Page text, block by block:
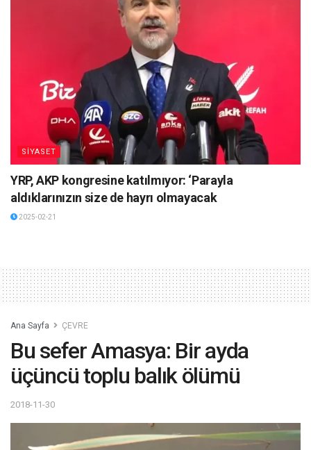
SİYASET
YRP, AKP kongresine katılmıyor: ‘Parayla
aldıklarınızın size de hayrı olmayacak
2025-02-21
Ana Sayfa ÇEVRE
Bu sefer Amasya: Bir ayda
üçüncü toplu balık ölümü
2018-11-30